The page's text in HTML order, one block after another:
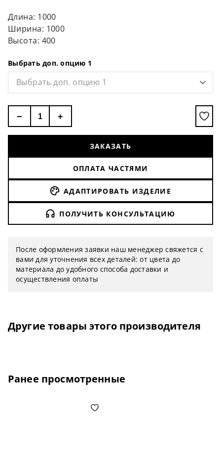
Длина: 1000
Ширина: 1000
Высота: 400
Выбрать доп. опцию 1
Выбрать доп. опцию 1
− +
ЗАКАЗАТЬ
ОПЛАТА ЧАСТЯМИ
АДАПТИРОВАТЬ ИЗДЕЛИЕ
ПОЛУЧИТЬ КОНСУЛЬТАЦИЮ
После оформления заявки наш менеджер свяжется с
вами для уточнения всех деталей: от цвета до
материала до удобного способа доставки и
осуществления оплаты
Другие товары этого производителя
Ранее просмотренные